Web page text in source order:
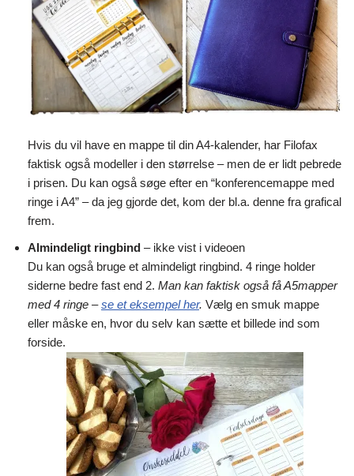
Hvis du vil have en mappe til din A4-kalender, har Filofax
faktisk også modeller i den størrelse – men de er lidt pebrede
i prisen. Du kan også søge efter en “konferencemappe med
ringe i A4” – da jeg gjorde det, kom der bl.a. denne fra grafical
frem.
Almindeligt ringbind – ikke vist i videoen
Du kan også bruge et almindeligt ringbind. 4 ringe holder
siderne bedre fast end 2. Man kan faktisk også få A5mapper
med 4 ringe –se et eksempel her. Vælg en smuk mappe
eller måske en, hvor du selv kan sætte et billede ind som
forside.